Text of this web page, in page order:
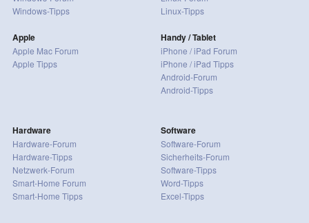
Windows-Tipps
Apple
Apple Mac Forum
Apple Tipps
Linux-Tipps
Handy / Tablet
iPhone / iPad Forum
iPhone / iPad Tipps
Android-Forum
Android-Tipps
Hardware
Hardware-Forum
Hardware-Tipps
Netzwerk-Forum
Smart-Home Forum
Smart-Home Tipps
Software
Software-Forum
Sicherheits-Forum
Software-Tipps
Word-Tipps
Excel-Tipps